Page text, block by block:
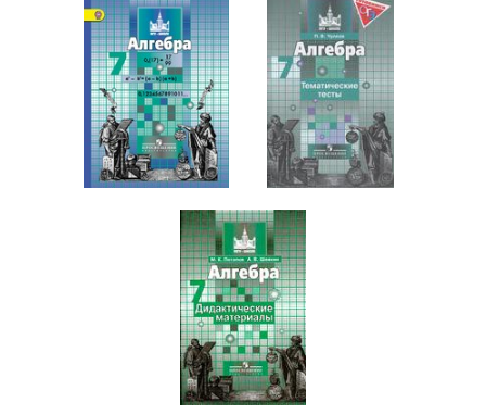
Алгебра
7 класс
Алгебра
7 класс
Алгебра
7 класс